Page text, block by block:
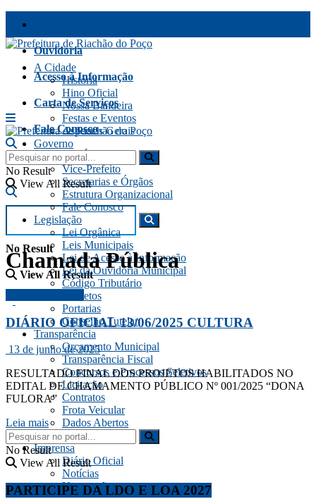
Ouvidoria
Acesso à Informação
Carta de Serviços
Fale Conosco
Telefones Úteis
No Result
View All Result
A Cidade
História
Hino Oficial
Nossa Bandeira
Festas e Eventos
Aspectos Gerais
Governo
Prefeito
Vice-Prefeito
Secretarias e Órgãos
Estrutura Organizacional
Fale Conosco
Legislação
Lei Orgânica
Leis Municipais
Lei de Acesso à Informação
Lei da Ouvidoria Municipal
Código Tributário
Decretos
Portarias
Conselho Tutelar
Transparência
Orçamento Municipal
Transparência Fiscal
Concursos e Processos Seletivos
Licitação
Contratos
Frota Veicular
Dados Abertos
Servidor
Imprensa
Diário Oficial
Notícias
Navegação
No Result
View All Result
Chamada Pública
DIÁRIO OFICIAL 13/06/2025 CULTURA
13 de junho de 2025
RESULTADO FINAL DOS PROJETOS HABILITADOS NO
EDITAL DE CHAMAMENTO PÚBLICO Nº 001/2025 “DONA
FULORA”
Leia mais
No Result
View All Result
PARTICIPE DA LDO E LOA 2027